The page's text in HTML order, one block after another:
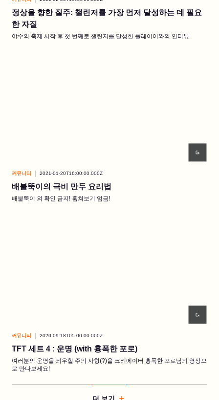
정상을 향한 질주: 챌린저를 가장 먼저 달성하는 데 필요
한 자질
야수의 축제 시작 후 첫 번째로 챌린저를 달성한 플레이어와의 인터뷰
커뮤니티 2021-01-20T16:00:00.000Z
배불뚝이의 극비 만두 요리법
배불뚝이 외 확인 금지! 훔쳐보기 엄금!
커뮤니티 2020-09-18T05:00:00.000Z
TFT 세트 4 : 운명 (with 흉폭한 포로)
여러분의 운명을 좌우할 주의 사항(?)을 크리에이터 흉폭한 포로님의 영상으
로 만나보세요!